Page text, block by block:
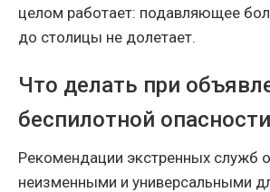
целом работает: подавляющее
до столицы не долетает.
Что делать при
беспилотной опасности
Рекомендации экстренных служб
неизменными и универсальными